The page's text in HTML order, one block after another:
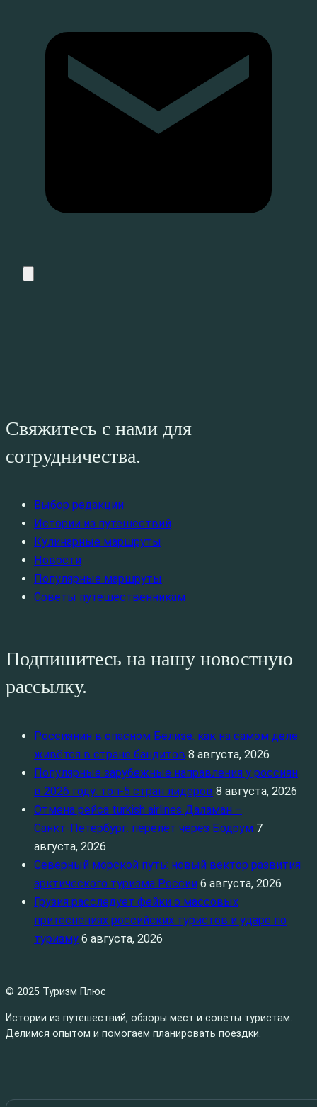
Свяжитесь с нами для
сотрудничества.
Выбор редакции
Истории из путешествий
Кулинарные маршруты
Новости
Популярные маршруты
Советы путешественникам
Подпишитесь на нашу новостную
рассылку.
Россиянин в опасном Белизе: как на самом деле
живётся в стране бандитов 8 августа, 2026
Популярные зарубежные направления у россиян
в 2026 году: топ‑5 стран лидеров 8 августа, 2026
Отмена рейса turkish airlines Даламан –
Санкт‑Петербург: перелёт через Бодрум 7
августа, 2026
Северный морской путь: новый вектор развития
арктического туризма России 6 августа, 2026
Грузия расследует фейки о массовых
притеснениях российских туристов и ударе по
туризму 6 августа, 2026
© 2025 Туризм Плюс
Истории из путешествий, обзоры мест и советы туристам.
Делимся опытом и помогаем планировать поездки.